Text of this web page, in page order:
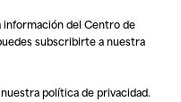
del Centro de
subscribirte a nuestra
nuestrapolítica de privacidad.